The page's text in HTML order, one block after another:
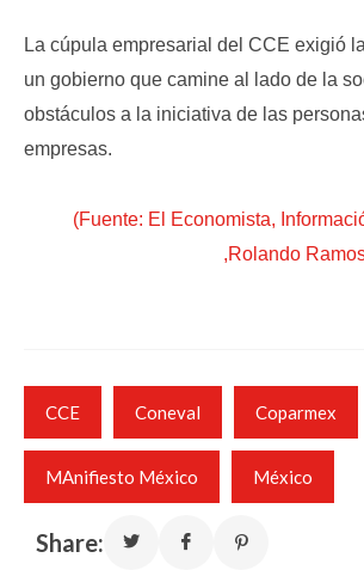
La cúpula empresarial del CCE exigió
un gobierno que camine al lado de la
obstáculos a la iniciativa de las
empresas.
(Fuente: El Economista,
,Rolando
CCE Coneval Coparmex
MAnifiesto México México
Share: